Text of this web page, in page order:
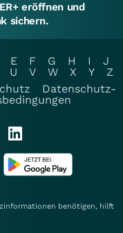
eröffnen und
sichern.
E F G H I
J
U V W X Y
Z
Datenschutz-
benötigen, hilft